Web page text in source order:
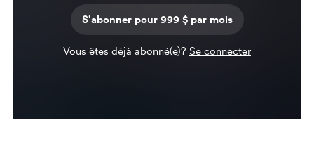
S'abonner pour 999 $ par mois
Vous êtes déjà abonné(e)? Se connecter